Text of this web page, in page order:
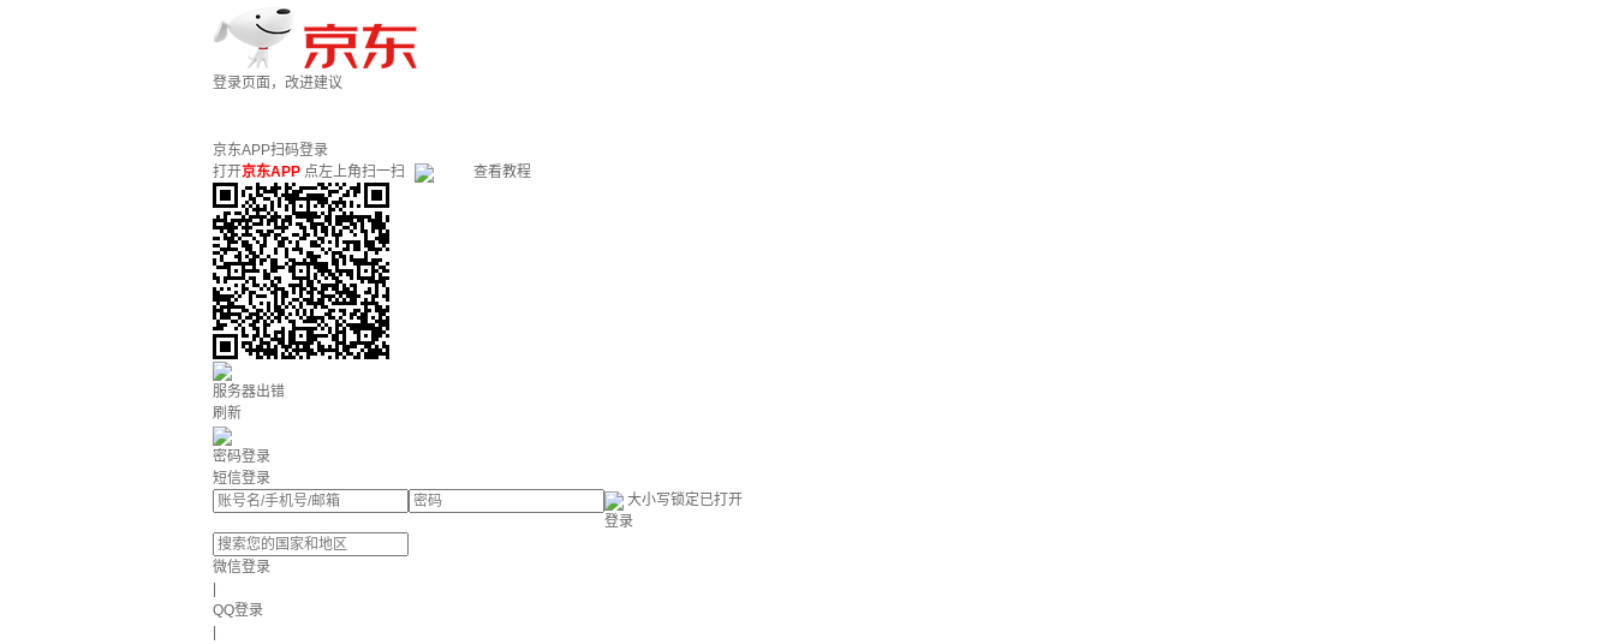
登录页面，改进建议
京东APP扫码登录
打开京东APP 点左上角扫一扫 查看教程
服务器出错
刷新
密码登录
短信登录
大小写锁定已打开
登录
微信登录
QQ登录